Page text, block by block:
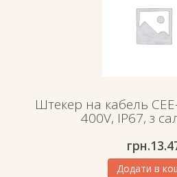
Штекер на кабель
400V, IP67, з
грн.
Додати в